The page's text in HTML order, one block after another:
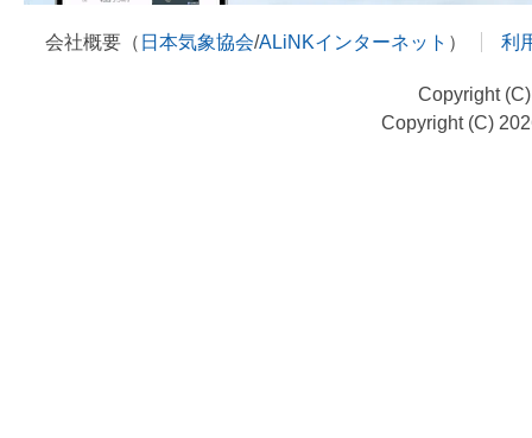
会社概要（ 日本気象協会/ALiNKインターネット ） 利
Copyright
Copyright (C)